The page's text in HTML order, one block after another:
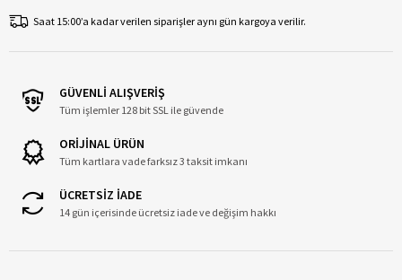
Saat 15:00’a kadar verilen siparişler aynı gün kargoya verilir.
GÜVENLİ ALIŞVERİŞ
Tüm işlemler 128 bit SSL ile güvende
ORİJİNAL ÜRÜN
Tüm kartlara vade farksız 3 taksit imkanı
ÜCRETSİZ İADE
14 gün içerisinde ücretsiz iade ve değişim hakkı